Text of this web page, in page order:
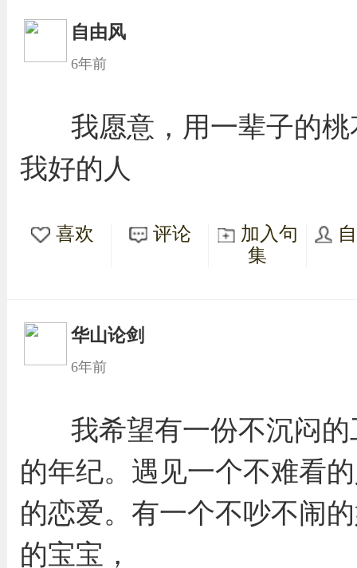
自由风
6年前
我愿意，用一辈子的
我好的人
喜欢 评论
加入句
集
华山论剑
6年前
我希望有一份不沉闷
的年纪。遇见一个不难看
的恋爱。有一个不吵不闹
的宝宝，